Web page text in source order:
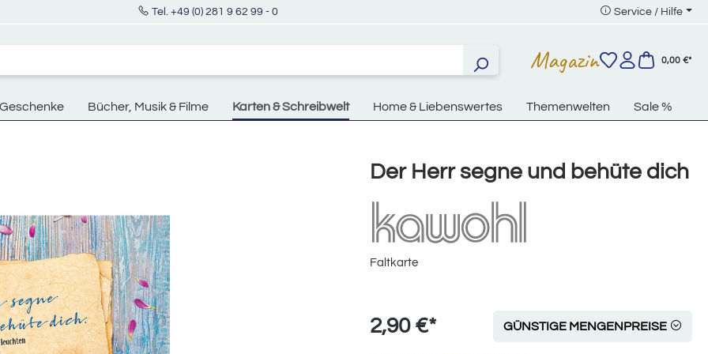
Tel. +49 (0) 281 9 62 99 - 0 Service / Hilfe
Magazin 0,00 €*
Geschenke Bücher, Musik & Filme Karten & Schreibwelt Home & Liebenswertes Themenwelten Sale %
Der Herr segne und behüte dich
Faltkarte
2,90 €* GÜNSTIGE MENGENPREISE